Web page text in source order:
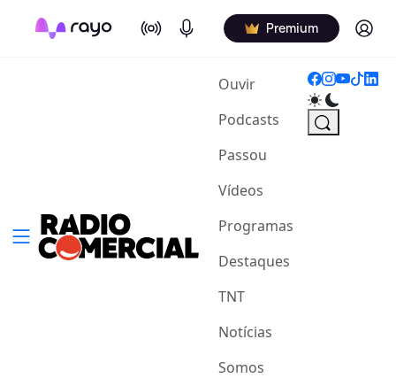
On Air Podcasts Premium Log in
Ouvir(current)
Podcasts
Passou
Vídeos
Programas
Destaques
TNT
Notícias
Somos